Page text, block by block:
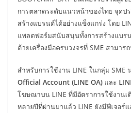
การตลาดระดับแนวหน้าของไทย จุดป
สร้างแบรนด์ได้อย่างแข็งแกร่ง โดย
แพลตฟอร์มสนับสนุนทั้งการสร้างแบร
ด้วยเครื่องมือครบวงจรที่ SME สามาร
สำหรับการใช้งาน LINE ในกลุ่ม SME
Official Account (LINE OA) และ
โฆษณาบน LINE ที่มีอัตราการใช้งานเ
หลายปีที่ผ่านมาแล้ว LINE ยังมีฟีเจอร์